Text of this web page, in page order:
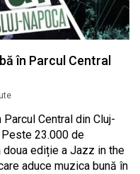
în Parcul Central
Central din Cluj-
Peste 23.000 de
ediție a Jazz in the
aduce muzica bună în